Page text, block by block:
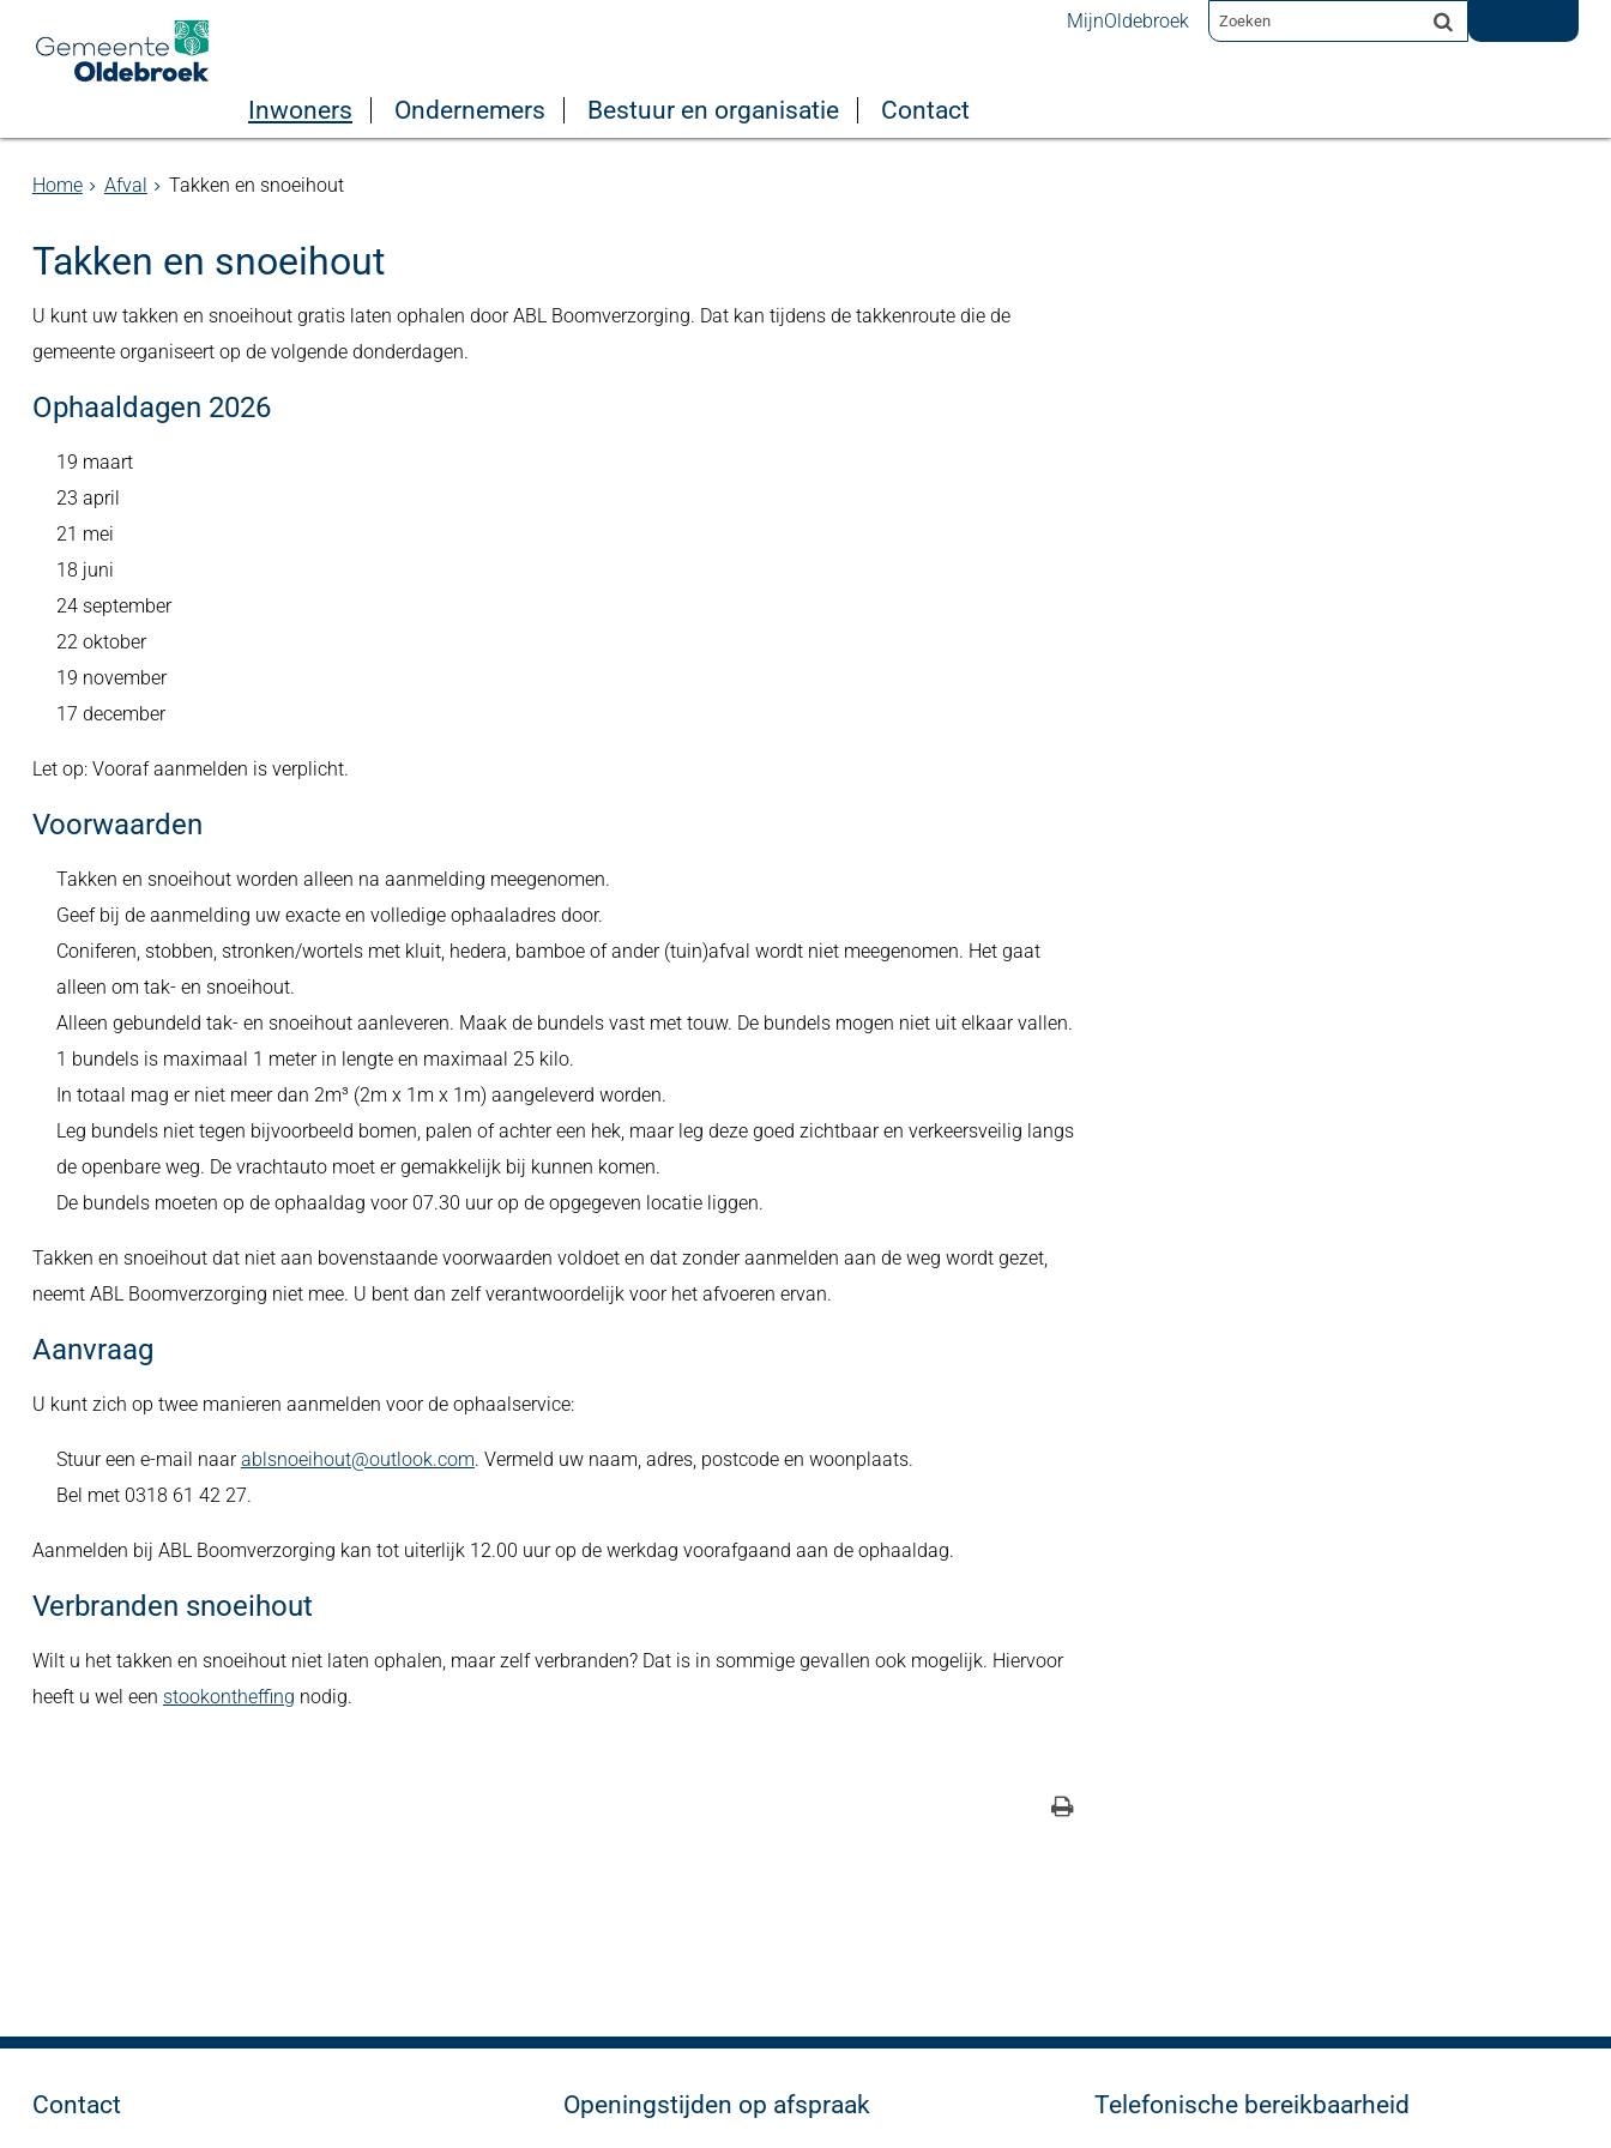
MijnOldebroek
Inwoners Ondernemers Bestuur en organisatie Contact
Home Afval Takken en snoeihout
Takken en snoeihout
U kunt uw takken en snoeihout gratis laten ophalen door ABL Boomverzorging. Dat kan tijdens de takkenroute die de
gemeente organiseert op de volgende donderdagen.
Ophaaldagen 2026
19 maart
23 april
21 mei
18 juni
24 september
22 oktober
19 november
17 december
Let op: Vooraf aanmelden is verplicht.
Voorwaarden
Takken en snoeihout worden alleen na aanmelding meegenomen.
Geef bij de aanmelding uw exacte en volledige ophaaladres door.
Coniferen, stobben, stronken/wortels met kluit, hedera, bamboe of ander (tuin)afval wordt niet meegenomen. Het gaat
alleen om tak- en snoeihout.
Alleen gebundeld tak- en snoeihout aanleveren. Maak de bundels vast met touw. De bundels mogen niet uit elkaar vallen.
1 bundels is maximaal 1 meter in lengte en maximaal 25 kilo.
In totaal mag er niet meer dan 2m³ (2m x 1m x 1m) aangeleverd worden.
Leg bundels niet tegen bijvoorbeeld bomen, palen of achter een hek, maar leg deze goed zichtbaar en verkeersveilig langs
de openbare weg. De vrachtauto moet er gemakkelijk bij kunnen komen.
De bundels moeten op de ophaaldag voor 07.30 uur op de opgegeven locatie liggen.
Takken en snoeihout dat niet aan bovenstaande voorwaarden voldoet en dat zonder aanmelden aan de weg wordt gezet,
neemt ABL Boomverzorging niet mee. U bent dan zelf verantwoordelijk voor het afvoeren ervan.
Aanvraag
U kunt zich op twee manieren aanmelden voor de ophaalservice:
Stuur een e-mail naarablsnoeihout@outlook.com. Vermeld uw naam, adres, postcode en woonplaats.
Bel met 0318 61 42 27.
Aanmelden bij ABL Boomverzorging kan tot uiterlijk 12.00 uur op de werkdag voorafgaand aan de ophaaldag.
Verbranden snoeihout
Wilt u het takken en snoeihout niet laten ophalen, maar zelf verbranden? Dat is in sommige gevallen ook mogelijk. Hiervoor
heeft u wel een stookontheffing nodig.
Contact Openingstijden op afspraak Telefonische bereikbaarheid